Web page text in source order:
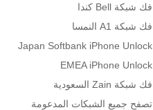
فك شبكة Bell كندا
فك شبكة A1 النمسا
Japan Softbank iPhone Unlock
EMEA iPhone Unlock
فك شبكة Zain السعودية
تصفح جميع الشبكات المدعومة